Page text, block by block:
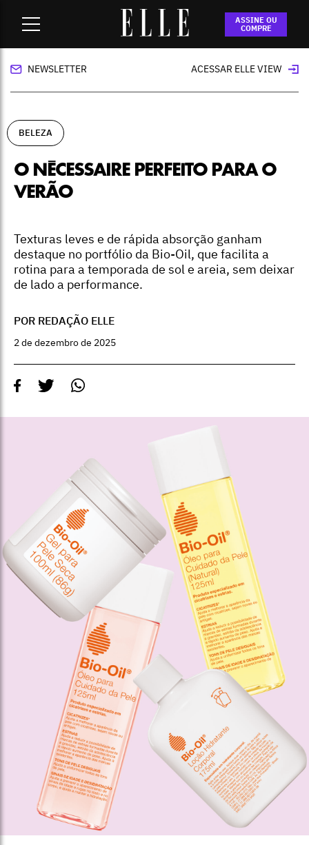
ASSINE OU
COMPRE
O nécessaire perfeito para o verão
NEWSLETTER ACESSAR ELLE VIEW
BELEZA
O NÉCESSAIRE PERFEITO PARA O
VERÃO
Texturas leves e de rápida absorção ganham
destaque no portfólio da Bio-Oil, que facilita a
rotina para a temporada de sol e areia, sem deixar
de lado a performance.
POR REDAÇÃO ELLE
2 de dezembro de 2025